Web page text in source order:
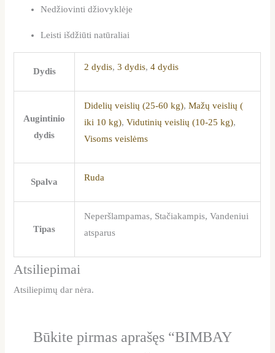
Nedžiovinti džiovyklėje
Leisti išdžiūti natūraliai
Dydis 2 dydis,3 dydis,4 dydis
Augintinio
dydis
Didelių veislių (25-60 kg),Mažų veislių (
iki 10 kg),Vidutinių veislių (10-25 kg),
Visoms veislėms
Spalva Ruda
Tipas
Neperšlampamas, Stačiakampis, Vandeniui
atsparus
Atsiliepimai
Atsiliepimų dar nėra.
Būkite pirmas aprašęs “BIMBAY